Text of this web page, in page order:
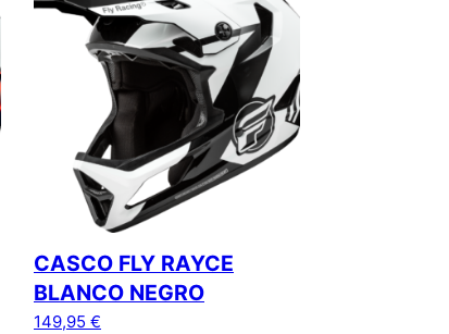
CASCO FLY RAYCE
BLANCO NEGRO
149,95 €